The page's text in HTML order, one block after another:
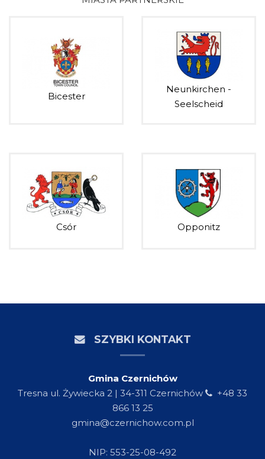
Bicester
Neunkirchen -
Seelscheid
Csór Opponitz
SZYBKI KONTAKT
Gmina Czernichów
Tresna ul. Żywiecka 2 | 34-311 Czernichów
+48 33
866 13 25
gmina@czernichow.com.pl
NIP: 553-25-08-492